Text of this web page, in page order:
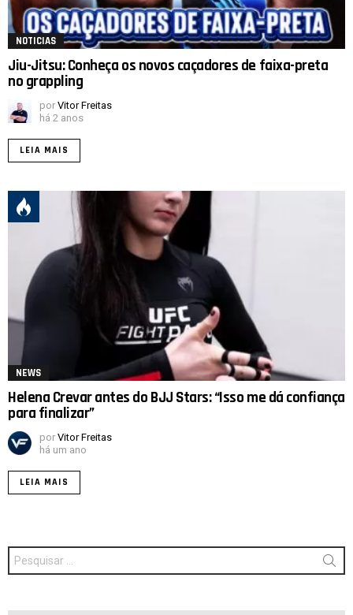
NOTICIAS
Jiu-Jitsu: Conheça os novos caçadores de faixa-preta
no grappling
por Vitor Freitas
há 2 anos
LEIA MAIS
NEWS
Helena Crevar antes do BJJ Stars: “Isso me dá confiança
para finalizar”
por Vitor Freitas
há um ano
LEIA MAIS
Procurar
por: